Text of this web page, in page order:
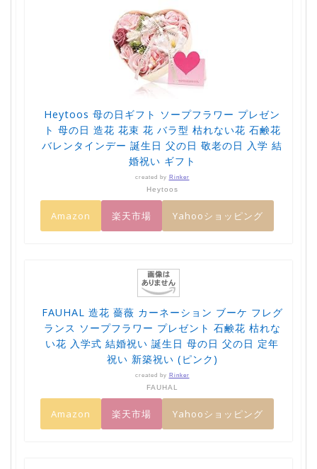
Heytoos 母の日ギフト ソープフラワー プレゼン
ト 母の日 造花 花束 花 バラ型 枯れない花 石鹸花
バレンタインデー 誕生日 父の日 敬老の日 入学 結
婚祝い ギフト
created by Rinker
Heytoos
Amazon 楽天市場 Yahooショッピング
FAUHAL 造花 薔薇 カーネーション ブーケ フレグ
ランス ソープフラワー プレゼント 石鹸花 枯れな
い花 入学式 結婚祝い 誕生日 母の日 父の日 定年
祝い 新築祝い (ピンク)
created by Rinker
FAUHAL
Amazon 楽天市場 Yahooショッピング